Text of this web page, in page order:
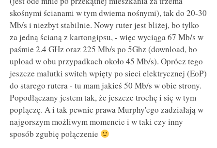
skośnymi ścianami w tym dwiema nośnymi), tak do 20-30
Mb/s i niezbyt stabilnie. Nowy ruter jest bliżej, bo tylko
za jedną ścianą z kartongipsu, - więc wyciąga 67 Mb/s w
paśmie 2.4 GHz oraz 225 Mb/s po 5Ghz (download, bo
upload w obu przypadkach około 45 Mb/s). Oprócz tego
jeszcze malutki switch wpięty po sieci elektrycznej (EoP)
do starego rutera - tu mam jakieś 50 Mb/s w obie strony.
Popodłączany jestem tak, że jeszcze trochę i się w tym
poplączę. A i tak pewnie prawa Murphy'ego zadziałają w
najgorszym możliwym momencie i w taki czy inny
sposób zgubię połączenie